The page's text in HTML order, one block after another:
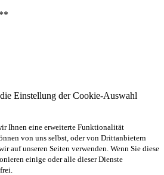
Einstellung der Cookie-Auswahl
Ihnen eine erweiterte Funktionalität
von uns selbst, oder von Drittanbietern
auf unseren Seiten verwenden. Wenn Sie diese
einige oder alle dieser Dienste